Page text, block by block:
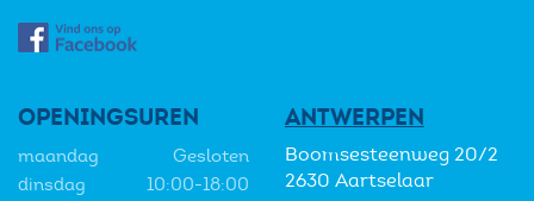
OPENINGSUREN
maandag
Gesloten
dinsdag
10:00-18:00
ANTWERPEN
Boomsesteenweg 20/2
2630 Aartselaar